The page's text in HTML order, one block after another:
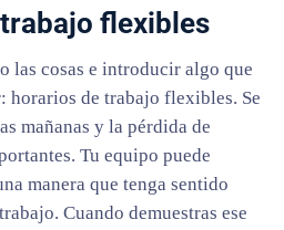
flexibles
las cosas e introducir algo que
horarios de trabajo flexibles. Se
mañanas y la pérdida de
Tu equipo puede
manera que tenga sentido
Cuando demuestras ese